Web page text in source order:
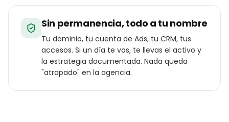
Sin permanencia, todo a tu nombre
Tu dominio, tu cuenta de Ads, tu CRM, tus
accesos. Si un día te vas, te llevas el activo y
la estrategia documentada. Nada queda
"atrapado" en la agencia.